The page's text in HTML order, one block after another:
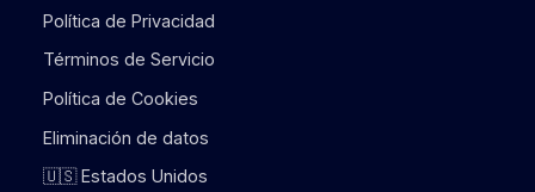
Política de Privacidad
Términos de Servicio
Política de Cookies
Eliminación de datos
🇺🇸 Estados Unidos